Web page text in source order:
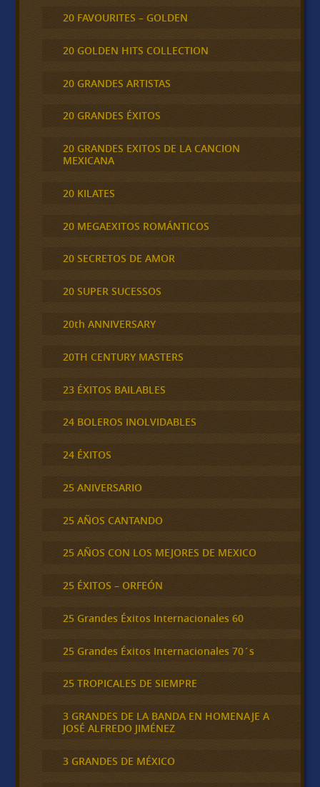
20 FAVOURITES – GOLDEN
20 GOLDEN HITS COLLECTION
20 GRANDES ARTISTAS
20 GRANDES ÉXITOS
20 GRANDES EXITOS DE LA CANCION
MEXICANA
20 KILATES
20 MEGAEXITOS ROMÁNTICOS
20 SECRETOS DE AMOR
20 SUPER SUCESSOS
20th ANNIVERSARY
20TH CENTURY MASTERS
23 ÉXITOS BAILABLES
24 BOLEROS INOLVIDABLES
24 ÉXITOS
25 ANIVERSARIO
25 AÑOS CANTANDO
25 AÑOS CON LOS MEJORES DE MEXICO
25 ÉXITOS – ORFEÓN
25 Grandes Éxitos Internacionales 60
25 Grandes Éxitos Internacionales 70´s
25 TROPICALES DE SIEMPRE
3 GRANDES DE LA BANDA EN HOMENAJE A
JOSÉ ALFREDO JIMÉNEZ
3 GRANDES DE MÉXICO